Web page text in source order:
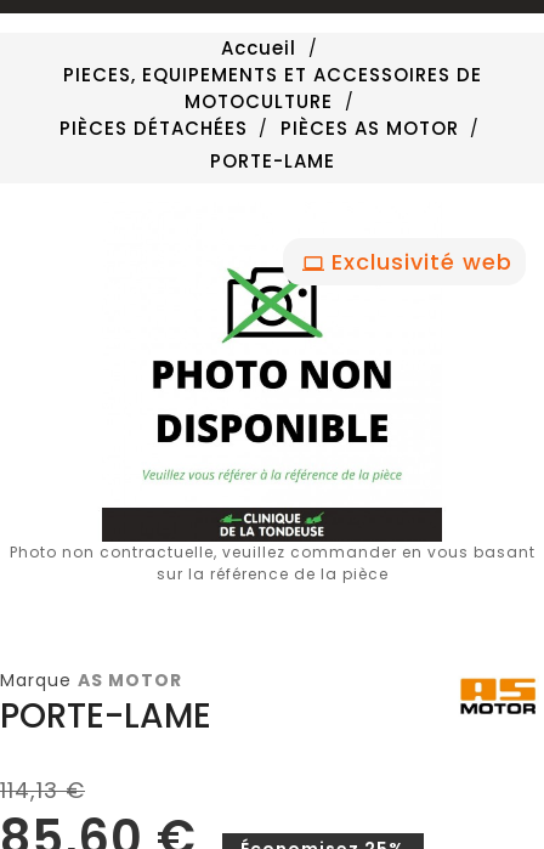
Accueil
PIECES, EQUIPEMENTS ET ACCESSOIRES DE
MOTOCULTURE
PIÈCES DÉTACHÉES
PIÈCES AS MOTOR
PORTE-LAME
Exclusivité web
Photo non contractuelle, veuillez commander en vous basant
sur la référence de la pièce
Marque AS MOTOR
PORTE-LAME
114,13 €